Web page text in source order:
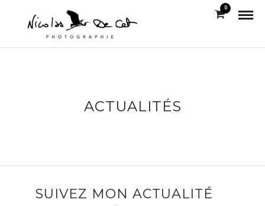
0
ACTUALITÉS
SUIVEZ MON ACTUALITÉ